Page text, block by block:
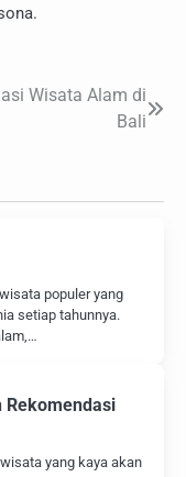
Wisata Alam di
Bali
populer yang
setiap tahunnya.
Rekomendasi
yang kaya akan